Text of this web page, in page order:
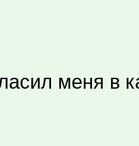
меня в